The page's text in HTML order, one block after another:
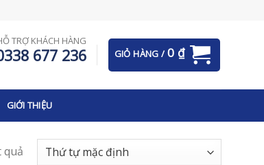
TRỢ KHÁCH HÀNG
677 236 GIỎ HÀNG / 0 ₫
GIỚI THIỆU
quả